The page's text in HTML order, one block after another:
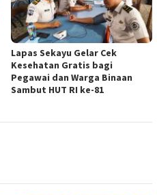
Lapas Sekayu Gelar Cek
Kesehatan Gratis bagi
Pegawai dan Warga Binaan
Sambut HUT RI ke-81